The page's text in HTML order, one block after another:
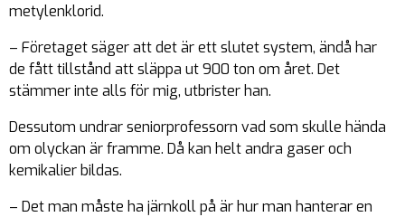
metylenklorid.
– Företaget säger att det är ett slutet system, ändå har
de fått tillstånd att släppa ut 900 ton om året. Det
stämmer inte alls för mig, utbrister han.
Dessutom undrar seniorprofessorn vad som skulle hända
om olyckan är framme. Då kan helt andra gaser och
kemikalier bildas.
– Det man måste ha järnkoll på är hur man hanterar en